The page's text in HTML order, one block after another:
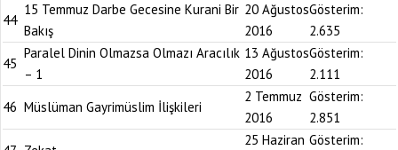
44
15 Temmuz Darbe Gecesine Kurani Bir
Bakış
20 Ağustos
2016
Gösterim:
2.635
45
Paralel Dinin Olmazsa Olmazı Aracılık
– 1
13 Ağustos
2016
Gösterim:
2.111
46 Müslüman Gayrimüslim İlişkileri
2 Temmuz
2016
Gösterim:
2.851
25 Haziran Gösterim: